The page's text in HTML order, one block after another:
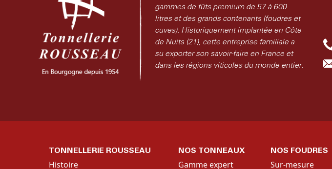
gammes de fûts premium de 57 à 600
litres et des grands contenants (foudres et
cuves). Historiquement implantée en Côte
de Nuits (21), cette entreprise familiale a
su exporter son savoir-faire en France et
dans les régions viticoles du monde entier.
TONNELLERIE ROUSSEAU
Histoire
NOS TONNEAUX
Gamme expert
NOS FOUDRES
Sur-mesure